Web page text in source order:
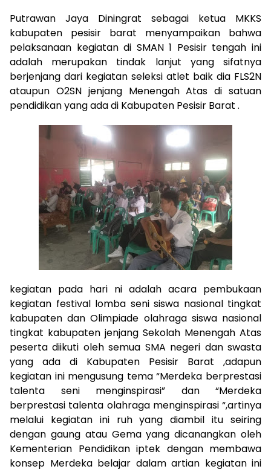
Putrawan Jaya Diningrat sebagai ketua MKKS
kabupaten pesisir barat menyampaikan bahwa
pelaksanaan kegiatan di SMAN 1 Pesisir tengah ini
adalah merupakan tindak lanjut yang sifatnya
berjenjang dari kegiatan seleksi atlet baik dia FLS2N
ataupun O2SN jenjang Menengah Atas di satuan
pendidikan yang ada di Kabupaten Pesisir Barat .
kegiatan pada hari ni adalah acara pembukaan
kegiatan festival lomba seni siswa nasional tingkat
kabupaten dan Olimpiade olahraga siswa nasional
tingkat kabupaten jenjang Sekolah Menengah Atas
peserta diikuti oleh semua SMA negeri dan swasta
yang ada di Kabupaten Pesisir Barat ,adapun
kegiatan ini mengusung tema “Merdeka berprestasi
talenta seni menginspirasi” dan “Merdeka
berprestasi talenta olahraga menginspirasi “,artinya
melalui kegiatan ini ruh yang diambil itu seiring
dengan gaung atau Gema yang dicanangkan oleh
Kementerian Pendidikan iptek dengan membawa
konsep Merdeka belajar dalam artian kegiatan ini